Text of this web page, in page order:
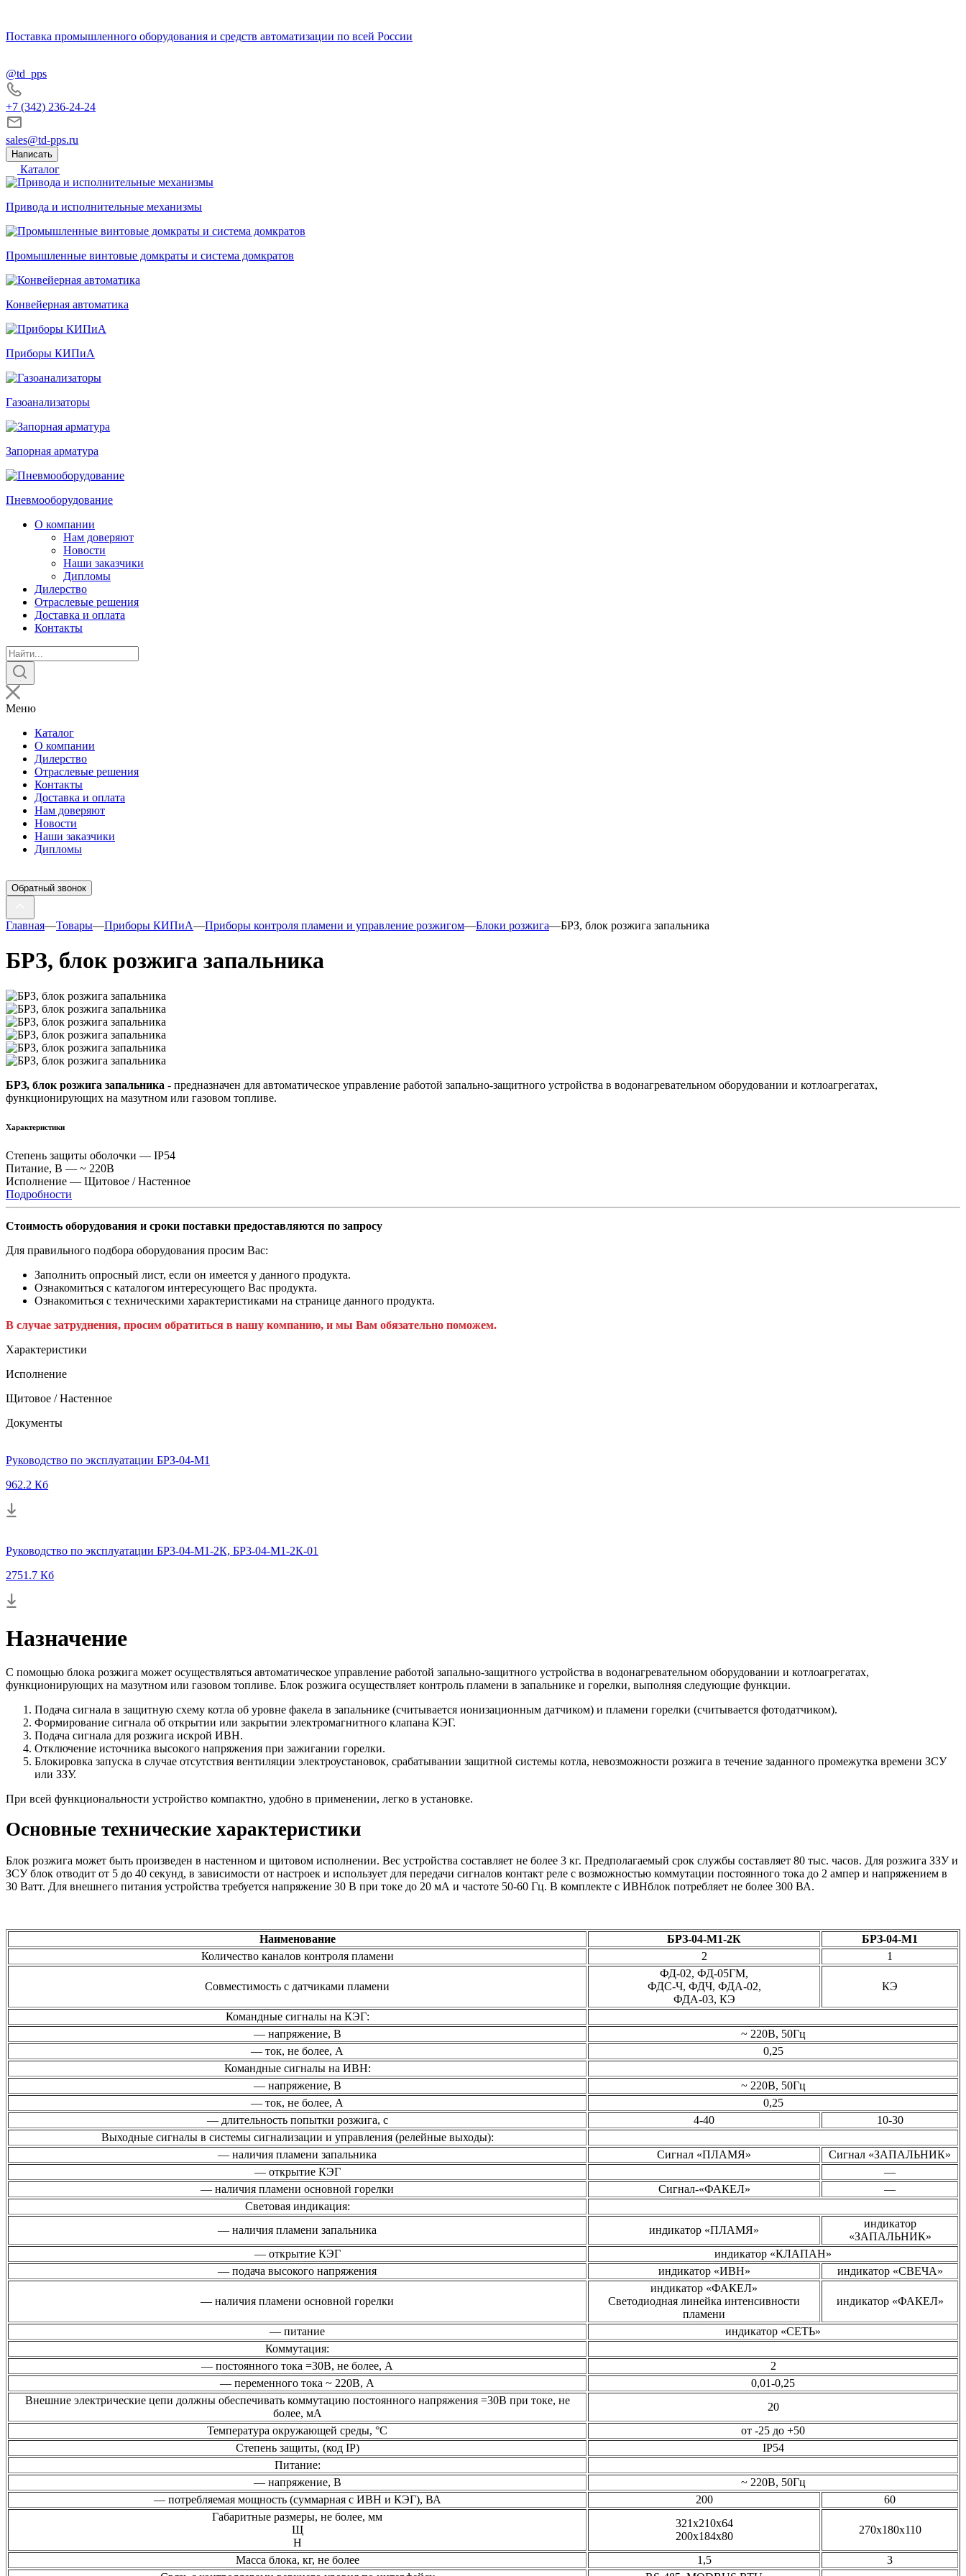
Поставка промышленного оборудования и средств автоматизации по всей России
@td_pps
+7 (342) 236-24-24
sales@td-pps.ru
Написать
Каталог
Привода и исполнительные механизмы
Промышленные винтовые домкраты и система домкратов
Конвейерная автоматика
Приборы КИПиА
Газоанализаторы
Запорная арматура
Пневмооборудование
О компании
Нам доверяют
Новости
Наши заказчики
Дипломы
Дилерство
Отраслевые решения
Доставка и оплата
Контакты
Поиск
товаров
Меню
Каталог
О компании
Дилерство
Отраслевые решения
Контакты
Доставка и оплата
Нам доверяют
Новости
Наши заказчики
Дипломы
Обратный звонок
Главная—Товары—Приборы КИПиА—Приборы контроля пламени и управление розжигом—Блоки розжига—БРЗ, блок розжига запальника
БРЗ, блок розжига запальника
БРЗ, блок розжига запальника - предназначен для автоматическое управление работой запально-защитного устройства в водонагревательном оборудовании и котлоагрегатах,
функционирующих на мазутном или газовом топливе.
Характеристики
Степень защиты оболочки — IP54
Питание, В — ~ 220В
Исполнение — Щитовое / Настенное
Подробности
Стоимость оборудования и сроки поставки предоставляются по запросу
Для правильного подбора оборудования просим Вас:
Заполнить опросный лист, если он имеется у данного продукта.
Ознакомиться с каталогом интересующего Вас продукта.
Ознакомиться с техническими характеристиками на странице данного продукта.
В случае затруднения, просим обратиться в нашу компанию, и мы Вам обязательно поможем.
Характеристики
Исполнение
Щитовое / Настенное
Документы
Руководство по эксплуатации БРЗ-04-М1
962.2 Кб
Руководство по эксплуатации БР3-04-М1-2К, БР3-04-М1-2К-01
2751.7 Кб
Назначение
С помощью блока розжига может осуществляться автоматическое управление работой запально-защитного устройства в водонагревательном оборудовании и котлоагрегатах,
функционирующих на мазутном или газовом топливе. Блок розжига осуществляет контроль пламени в запальнике и горелки, выполняя следующие функции.
Подача сигнала в защитную схему котла об уровне факела в запальнике (считывается ионизационным датчиком) и пламени горелки (считывается фотодатчиком).
Формирование сигнала об открытии или закрытии электромагнитного клапана КЭГ.
Подача сигнала для розжига искрой ИВН.
Отключение источника высокого напряжения при зажигании горелки.
Блокировка запуска в случае отсутствия вентиляции электроустановок, срабатывании защитной системы котла, невозможности розжига в течение заданного промежутка времени ЗСУ
или ЗЗУ.
При всей функциональности устройство компактно, удобно в применении, легко в установке.
Основные технические характеристики
Блок розжига может быть произведен в настенном и щитовом исполнении. Вес устройства составляет не более 3 кг. Предполагаемый срок службы составляет 80 тыс. часов. Для розжига ЗЗУ и
ЗСУ блок отводит от 5 до 40 секунд, в зависимости от настроек и использует для передачи сигналов контакт реле с возможностью коммутации постоянного тока до 2 ампер и напряжением в
30 Ватт. Для внешнего питания устройства требуется напряжение 30 В при токе до 20 мА и частоте 50-60 Гц. В комплекте с ИВНблок потребляет не более 300 ВА.
Наименование БРЗ-04-М1-2К
БРЗ-04-М1
Количество каналов контроля пламени
2 1
Совместимость с датчиками пламени
ФД-02, ФД-05ГМ,
ФДС-Ч, ФДЧ, ФДА-02,
ФДА-03, КЭ
КЭ
Командные сигналы на КЭГ:
— напряжение, В
~ 220В, 50Гц
— ток, не более, А
0,25
Командные сигналы на ИВН:
— напряжение, В
~ 220В, 50Гц
— ток, не более, А
0,25
— длительность попытки розжига, с
4-40
10-30
Выходные сигналы в системы сигнализации и управления (релейные выходы):
— наличия пламени запальника
Сигнал «ПЛАМЯ»
Сигнал «ЗАПАЛЬНИК»
— открытие КЭГ
—
— наличия пламени основной горелки
Сигнал-«ФАКЕЛ»
—
Световая индикация:
— наличия пламени запальника
индикатор «ПЛАМЯ»
индикатор
«ЗАПАЛЬНИК»
— открытие КЭГ
индикатор «КЛАПАН»
— подача высокого напряжения
индикатор «ИВН» индикатор «СВЕЧА»
— наличия пламени основной горелки
индикатор «ФАКЕЛ»
Светодиодная линейка интенсивности
пламени
индикатор «ФАКЕЛ»
— питание
индикатор «СЕТЬ»
Коммутация:
— постоянного тока =30В, не более, А
2
— переменного тока ~ 220В, А
0,01-0,25
Внешние электрические цепи должны обеспечивать коммутацию постоянного напряжения =30В при токе, не
более, мА
20
Температура окружающей среды, °С
от -25 до +50
Степень защиты, (код IP)
IP54
Питание:
— напряжение, В
~ 220В, 50Гц
— потребляемая мощность (суммарная с ИВН и КЭГ), ВА
200
60
Габаритные размеры, не более, мм
Щ
Н
321х210х64
200х184х80
270х180х110
Масса блока, кг, не более 1,5
3